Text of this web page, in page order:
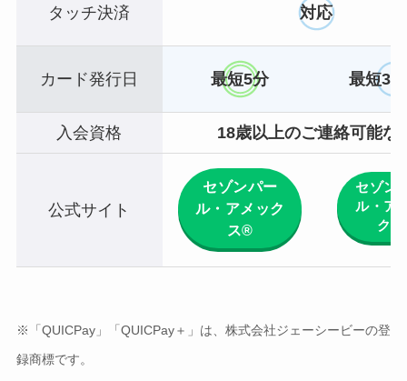
タッチ決済 対応
カード発行日 最短5分 最短3
入会資格 18歳以上のご連絡可能な
公式サイト
セゾンパー
ル・アメック
ス®
セゾン
ル・ア
クス
※「QUICPay」「QUICPay＋」は、株式会社ジェーシービーの登
録商標です。